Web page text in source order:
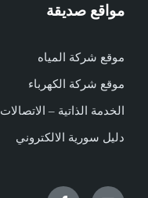
مواقع صديقة
موقع شركة المياه
موقع شركة الكهرباء
الخدمة الذاتية – الاتصالات
دليل سورية الالكتروني